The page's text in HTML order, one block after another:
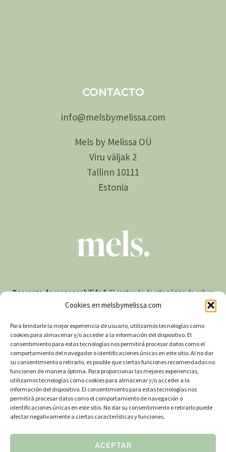
Cookies en melsbymelissa.com
Para brindarle la mejor experiencia de usuario, utilizamos tecnologías como
cookies para almacenar y/o acceder a la información del dispositivo. El
consentimiento para estas tecnologías nos permitirá procesar datos como el
comportamiento del navegador o identificaciones únicas en este sitio. Al no dar
su consentimiento o retirarlo, es posible que ciertas funciones recomendadas no
funcionen de manera óptima. Para proporcionar las mejores experiencias,
utilizamos tecnologías como cookies para almacenar y/o acceder a la
información del dispositivo. El consentimiento para estas tecnologías nos
permitirá procesar datos como el comportamiento de navegación o
identificaciones únicas en este sitio. No dar su consentimiento o retirarlo puede
afectar negativamente a ciertas características y funciones.
ACEPTAR
CONTACTO
info@melsbymelissa.com
Mels by Melissa OÜ
Viru väljak 2
Tallinn 10111
Estonia
Descargo de responsabilidad:El contenido de esta página de web es
solo para fines informativos y no debe interpretarse como un consejo o guía
médica. Los productos vendidos no pretenden reemplazar el uso de
prevengan enfermedades, o que tengan efectos sobre la salud. Consulte a un
profesional médico si no está seguro, tiene un diagnóstico y/o es menor de
18 años o está embarazada/amamantando antes de usar CBD. MELS no
acepta ninguna responsabilidad por el uso de los productos MELS.
© 2026 MELS Europa
Instagram